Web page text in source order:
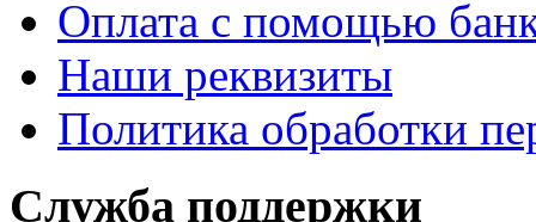
Оплата с помощью
Наши реквизиты
Политика обработки
Служба поддержки